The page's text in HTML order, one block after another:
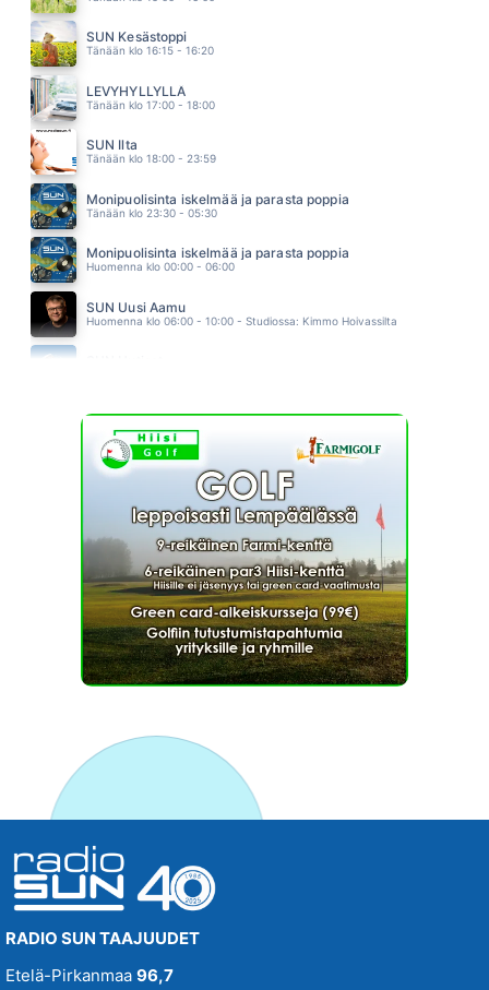
JANNA
07.19
AKI SAMULI
07.10
SUN Kesästoppi
Tänään klo 16:15 - 16:20
LEVYHYLLYLLÄ
Tänään klo 17:00 - 18:00
SUN Ilta
Tänään klo 18:00 - 23:59
Monipuolisinta iskelmää ja parasta poppia
Tänään klo 23:30 - 05:30
Monipuolisinta iskelmää ja parasta poppia
Huomenna klo 00:00 - 06:00
SUN Uusi Aamu
Huomenna klo 06:00 - 10:00 - Studiossa: Kimmo Hoivassilta
RADIO SUN TAAJUUDET
Etelä-Pirkanmaa 96,7